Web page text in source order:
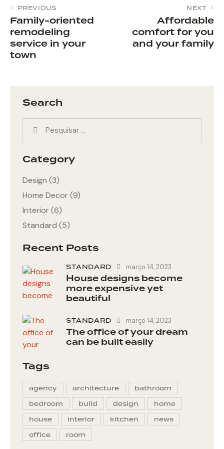
PREVIOUS
Family-oriented
remodeling
service in your
town
NEXT
Affordable
comfort for you
and your family
Search
Category
Design (3)
Home Decor(9)
Interior(6)
Standard (5)
Recent Posts
STANDARD março 14, 2023
House designs become
more expensive yet
beautiful
STANDARD março 14, 2023
The office of your dream
can be built easily
Tags
agency architecture
bathroom
bedroom
build design
home
house
interior kitchen
news
office
room